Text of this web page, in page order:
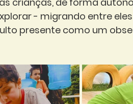
- migrando entre
presente como um